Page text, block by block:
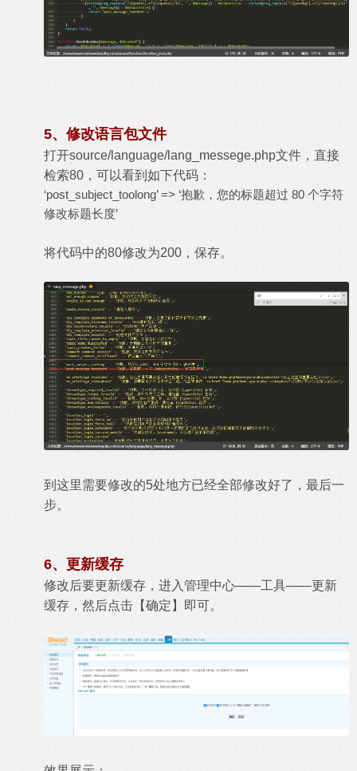
5、修改语言包文件
打开source/language/lang_messege.php文件，直接
检索80，可以看到如下代码：
‘post_subject_toolong’ => ‘抱歉，您的标题超过 80 个字符
修改标题长度’
将代码中的80修改为200，保存。
到这里需要修改的5处地方已经全部修改好了，最后一
步。
6、更新缓存
修改后要更新缓存，进入管理中心——工具——更新
缓存，然后点击【确定】即可。